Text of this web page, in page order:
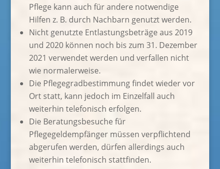
Pflege kann auch für andere notwendige
Hilfen z. B. durch Nachbarn genutzt werden.
Nicht genutzte Entlastungsbeträge aus 2019
und 2020 können noch bis zum 31. Dezember
2021 verwendet werden und verfallen nicht
wie normalerweise.
Die Pflegegradbestimmung findet wieder vor
Ort statt, kann jedoch im Einzelfall auch
weiterhin telefonisch erfolgen.
Die Beratungsbesuche für
Pflegegeldempfänger müssen verpflichtend
abgerufen werden, dürfen allerdings auch
weiterhin telefonisch stattfinden.